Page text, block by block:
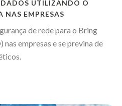
UTILIZANDO O
NAS EMPRESAS
de rede para o Bring
empresas e se previna de